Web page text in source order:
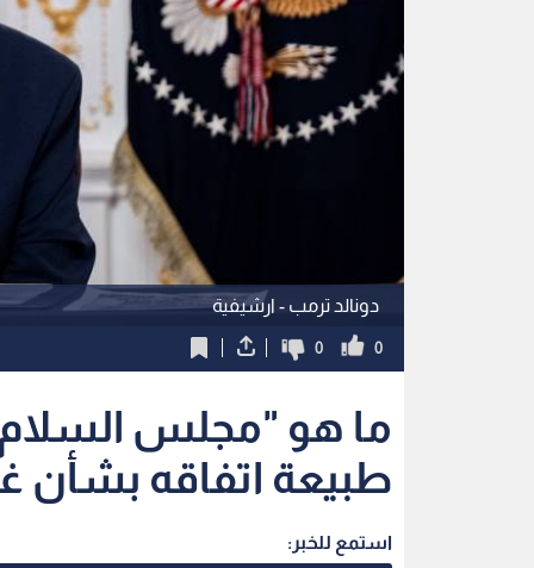
دونالد ترمب - ارشيفية
0
0
ما هو "مجلس
طبيعة اتفاقه بشأن
استمع للخبر: